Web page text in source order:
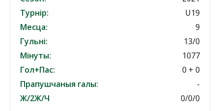
Турнір:
U19
Месца:
9
Гульні:
13/0
Мінуты:
1077
Гол+Пас:
0 + 0
Прапушчаныя галы:
-
Ж/2Ж/Ч
0/0/0